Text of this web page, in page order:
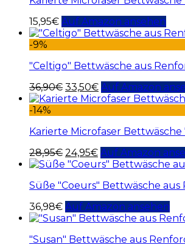
15,95€ Auf Amazon ansehen
-9%
"Celtigo" Bettwäsche aus
36,90€ 33,50€ Auf Amazon
-14%
Karierte Microfaser
28,95€ 24,95€ Auf Amazon
Süße "Coeurs" Bettwäsche aus
36,98€ Auf Amazon ansehen
"Susan" Bettwäsche aus